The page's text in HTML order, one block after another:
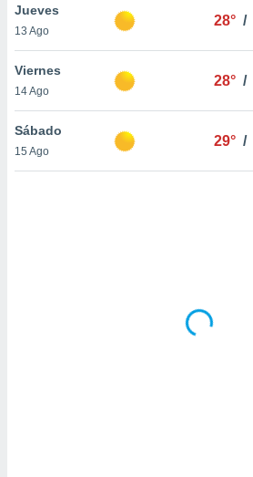
de que
sean
para
ni para
Jueves
13 Ago
28° /
Viernes
14 Ago
28° /
Sábado
15 Ago
29° /